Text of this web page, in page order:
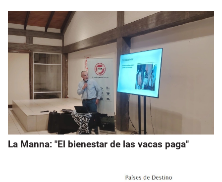
La Manna: "El bienestar de las vacas paga"